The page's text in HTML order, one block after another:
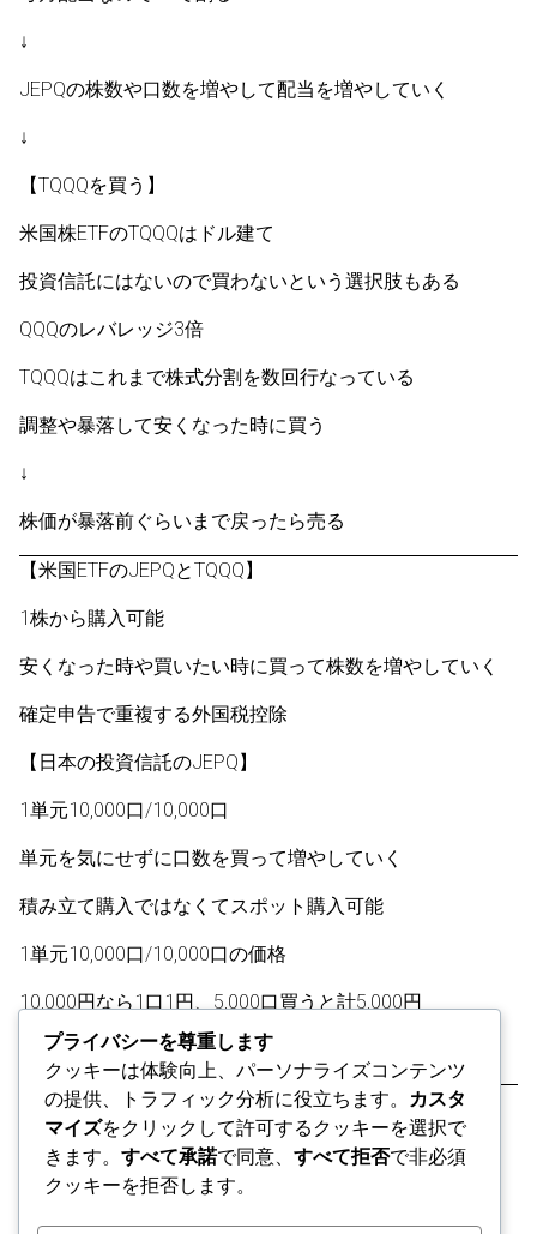
↓
JEPQの株数や口数を増やして配当を増やしていく
↓
【TQQQを買う】
米国株ETFのTQQQはドル建て
投資信託にはないので買わないという選択肢もある
QQQのレバレッジ3倍
TQQQはこれまで株式分割を数回行なっている
調整や暴落して安くなった時に買う
↓
株価が暴落前ぐらいまで戻ったら売る
【米国ETFのJEPQとTQQQ】
1株から購入可能
安くなった時や買いたい時に買って株数を増やしていく
確定申告で重複する外国税控除
【日本の投資信託のJEPQ】
1単元10,000口/10,000口
単元を気にせずに口数を買って増やしていく
積み立て購入ではなくてスポット購入可能
1単元10,000口/10,000口の価格
10,000円なら1口1円、5,000口買うと計5,000円
12,000円なら1口1.2円、5,000口買うと計6,000円
※金融商品をすすめていない
プライバシーを尊重します
クッキーは体験向上、パーソナライズコンテンツ
の提供、トラフィック分析に役立ちます。
カスタ
マイズをクリックして許可するクッキーを選択で
きます。 すべて承諾で同意、 すべて拒否で非必須
クッキーを拒否します。